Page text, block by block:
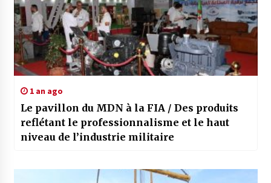
1 an ago
Le pavillon du MDN à la FIA / Des produits
reflétant le professionnalisme et le haut
niveau de l’industrie militaire